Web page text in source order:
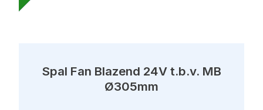
Spal Fan Blazend 24V t.b.v. MB
Ø305mm